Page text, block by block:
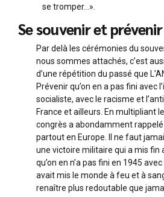
se tromper…».
Se souvenir et prévenir
Par delà les cérémonies du
nous sommes attachés, c’est
d’une répétition du passé que
Prévenir qu’on en a pas fini avec
socialiste, avec le racisme et
France et ailleurs. En multipliant
congrès a abondamment
partout en Europe. Il ne faut
une victoire militaire qui a mis fin
qu’on en n’a pas fini en 1945
avait mis le monde à feu et à
renaître plus redoutable que